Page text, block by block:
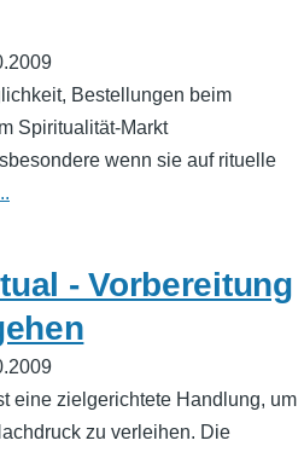
Bestellungen beim
Spiritualität-Markt
wenn sie auf rituelle
- Vorbereitung
eine zielgerichtete Handlung, um
zu verleihen. Die